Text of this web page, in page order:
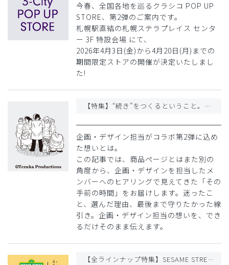
今春、全国各地を巡るクラシコ POP UP
STORE、第2弾のご案内です。
札幌駅直結の札幌ステラプレイス センタ
ー 3F 特設会場 にて、
2026年4月3日(金)から4月20日(月)までの
期間限定ストアの開催が決定いたしまし
た!
【特集】“続き”をつくるということ。クラシコが挑むブラック・ジャックコラボ第2弾 誕生秘話
企画・デザイン担当がコラボ第2弾に込め
た想いとは。
この記事では、商品ページとはまた別の
角度から、企画・デザインを担当したメ
ンバーへのヒアリングで見えてきた「その
手前の時間」をお届けします。迷ったこ
と、選んだ理由、最後まで守りたかった線
引き。企画・デザイン担当の想いを、でき
るだけそのまま伝えます。
【全ラインナップ特集】SESAME STREET コレクション